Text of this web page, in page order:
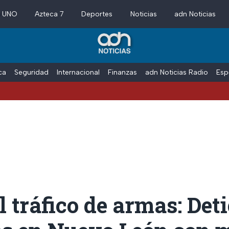
Azteca 7 Deportes Noticias adn Noticias
Seguridad Internacional Finanzas adn Noticias Radio
tráfico de armas: